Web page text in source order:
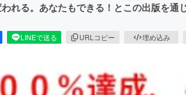
れる。あなたもできる！とこの出版を通
LINEで送る URLコピー 埋め込み